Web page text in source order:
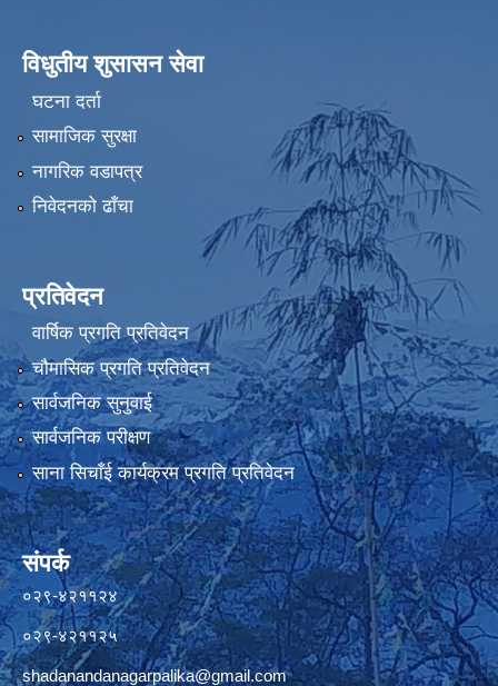
विधुतीय शुसासन सेवा
घटना दर्ता
सामाजिक सुरक्षा
नागरिक वडापत्र
निवेदनको ढाँचा
प्रतिवेदन
वार्षिक प्रगति प्रतिवेदन
चौमासिक प्रगति प्रतिवेदन
सार्वजनिक सुनुवाई
सार्वजनिक परीक्षण
साना सिचाँई कार्यक्रम प्रगति प्रतिवेदन
संपर्क
०२९-४२११२४
०२९-४२११२५
shadanandanagarpalika@gmail.com